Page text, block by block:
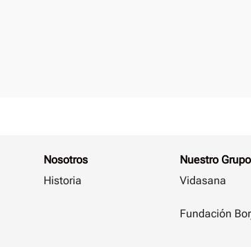
Nosotros
Historia
Nuestro Grupo
Vidasana
Fundación